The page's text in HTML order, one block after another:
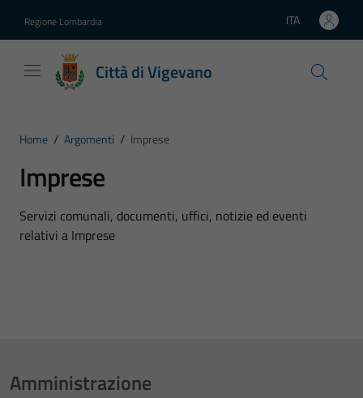
Regione Lombardia Lingua attiva:
ITA
Città di Vigevano
Home / Argomenti / Imprese
Imprese
Dettagli dell'argomento
Servizi comunali, documenti, uffici, notizie ed eventi
relativi a Imprese
Amministrazione